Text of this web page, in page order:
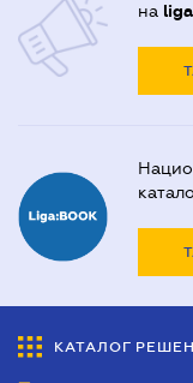
на
КАТАЛОГ